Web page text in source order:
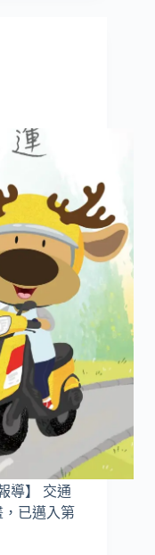
導】 交通
已邁入第